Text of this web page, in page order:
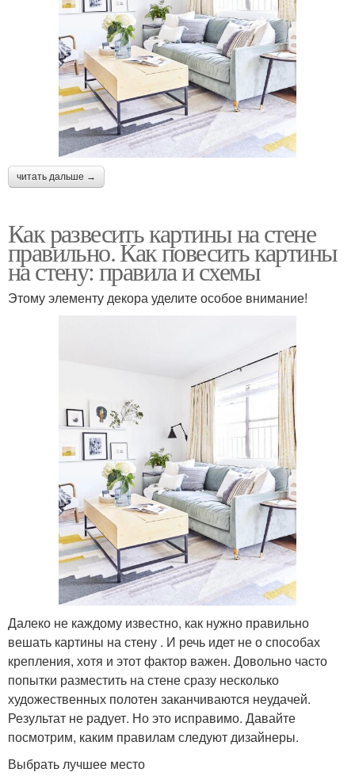
читать дальше →
Как развесить картины на стене
правильно. Как повесить картины
на стену: правила и схемы
Этому элементу декора уделите особое внимание!
Далеко не каждому известно, как нужно правильно
вешать картины на стену . И речь идет не о способах
крепления, хотя и этот фактор важен. Довольно часто
попытки разместить на стене сразу несколько
художественных полотен заканчиваются неудачей.
Результат не радует. Но это исправимо. Давайте
посмотрим, каким правилам следуют дизайнеры.
Выбрать лучшее место